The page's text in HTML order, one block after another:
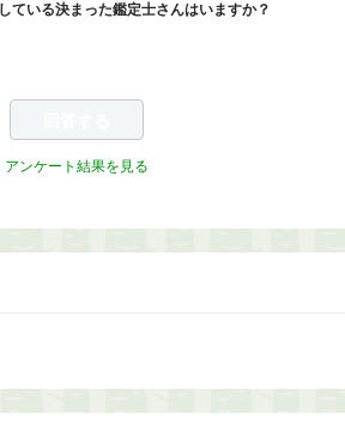
ている決まった鑑定士さんはいますか？
アンケート結果を見る